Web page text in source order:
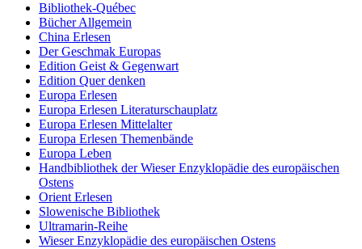
Bibliothek-Québec
Bücher Allgemein
China Erlesen
Der Geschmak Europas
Edition Geist & Gegenwart
Edition Quer denken
Europa Erlesen
Europa Erlesen Literaturschauplatz
Europa Erlesen Mittelalter
Europa Erlesen Themenbände
Europa Leben
Handbibliothek der Wieser Enzyklopädie des europäischen
Ostens
Orient Erlesen
Slowenische Bibliothek
Ultramarin-Reihe
Wieser Enzyklopädie des europäischen Ostens